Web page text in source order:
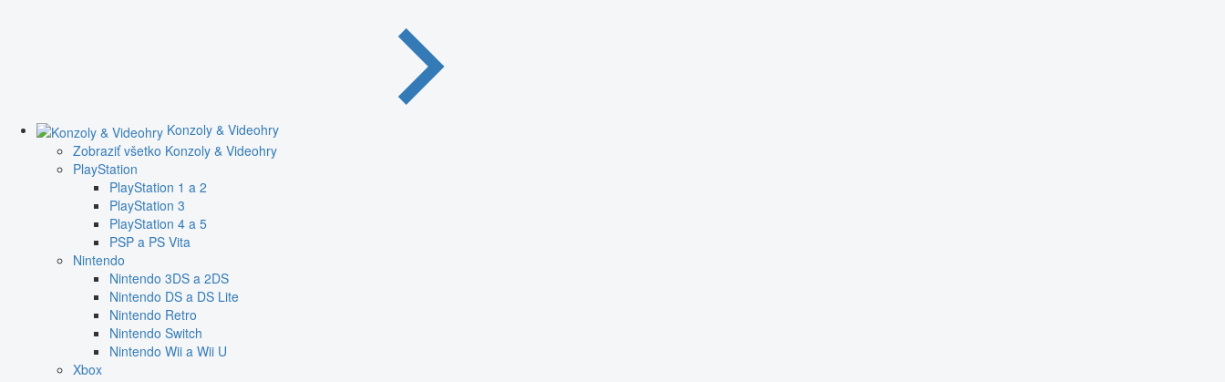
Konzoly & Videohry
Zobraziť všetko Konzoly & Videohry
PlayStation
PlayStation 1 a 2
PlayStation 3
PlayStation 4 a 5
PSP a PS Vita
Nintendo
Nintendo 3DS a 2DS
Nintendo DS a DS Lite
Nintendo Retro
Nintendo Switch
Nintendo Wii a Wii U
Xbox